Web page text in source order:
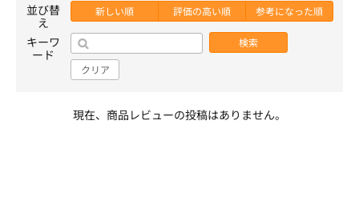
並び替
え
新しい順 評価の高い順 参考になった順
キーワ
ード
検索
クリア
現在、商品レビューの投稿はありません。